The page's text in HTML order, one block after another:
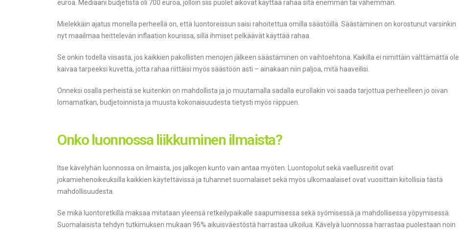
euroa. Mediaani budjetista oli 700 euroa, jolloin siis puolet aikovat käyttää rahaa sitä enemmän tai vähemmän.
Mielekkäin ajatus monella perheellä on, että luontoreissun saisi rahoitettua omilla säästöillä. Säästäminen on korostunut varsinkin
nyt maailmaa heittelevän inflaation kourissa, sillä ihmiset pelkäävät käyttää rahaa.
Se onkin todella viisasta, jos kaikkien pakollisten menojen jälkeen säästäminen on vaihtoehtona. Kaikilla ei nimittäin välttämättä ole
kaivaa tarpeeksi kuvetta, jotta rahaa riittäisi myös säästöön asti – ainakaan niin paljoa, mitä haaveilisi.
Onneksi osalla perheistä se kuitenkin on mahdollista ja jo muutamalla sadalla eurollakin voi saada tarjottua perheelleen jo oivan
lomamatkan, budjetoinnista ja muusta kokonaisuudesta tietysti myös riippuen.
Onko luonnossa liikkuminen ilmaista?
Itse kävelyhän luonnossa on ilmaista, jos jalkojen kunto vain antaa myöten. Luontopolut sekä vaellusreitit ovat
jokamiehenoikeuksilla kaikkien käytettävissä ja tuhannet suomalaiset sekä myös ulkomaalaiset ovat vuosittain kiitollisia tästä
mahdollisuudesta.
Se mikä luontoretkillä maksaa mitataan yleensä retkeilypaikalle saapumisessa sekä syömisessä ja mahdollisessa yöpymisessä.
Suomalaisista tehdyn tutkimuksen mukaan 96% aikuisväestöstä harrastaa ulkoilua. Kävelyä luonnossa harrastaa puolestaan noin